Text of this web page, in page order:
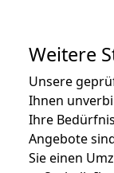
Weitere
Unsere
Ihnen
Ihre
Angebote
Sie einen